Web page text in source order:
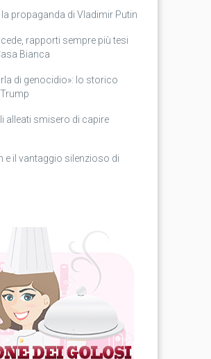
propaganda di Vladimir Putin
cede, rapporti sempre più tesi
Bianca
di genocidio»: lo storico
alleati smisero di capire
e il vantaggio silenzioso di